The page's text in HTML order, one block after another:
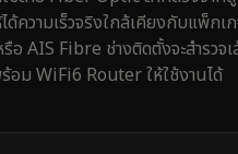
ความเร็วจริงใกล้เคียงกับแพ็กเ
อ AIS Fibre ช่างติดตั้งจะสำรวจ
ม WiFi6 Router ให้ใช้งานได้